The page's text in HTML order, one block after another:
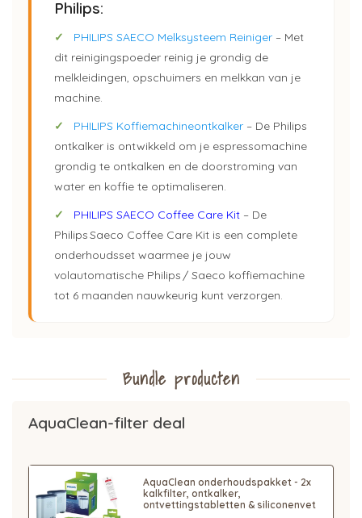
Philips:
✓ PHILIPS SAECO Melksysteem Reiniger – Met
dit reinigingspoeder reinig je grondig de
melkleidingen, opschuimers en melkkan van je
machine.
✓
PHILIPS Koffiemachineontkalker – De Philips
ontkalker is ontwikkeld om je espressomachine
grondig te ontkalken en de doorstroming van
water en koffie te optimaliseren.
✓
PHILIPS SAECO Coffee Care Kit – De
Philips Saeco Coffee Care Kit is een complete
onderhoudsset waarmee je jouw
volautomatische Philips / Saeco koffiemachine
tot 6 maanden nauwkeurig kunt verzorgen.
Bundle producten
AquaClean-filter deal
AquaClean onderhoudspakket - 2x
kalkfilter, ontkalker,
ontvettingstabletten & siliconenvet